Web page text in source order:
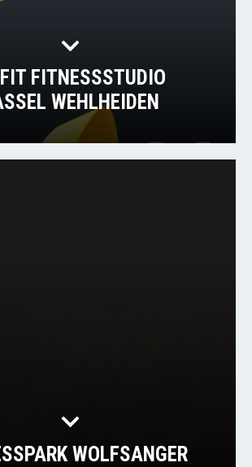
FITNESSSTUDIO
WEHLHEIDEN
WOLFSANGER